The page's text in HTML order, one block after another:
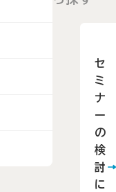
セ
ミ
ナ
ー
の
検
討
に